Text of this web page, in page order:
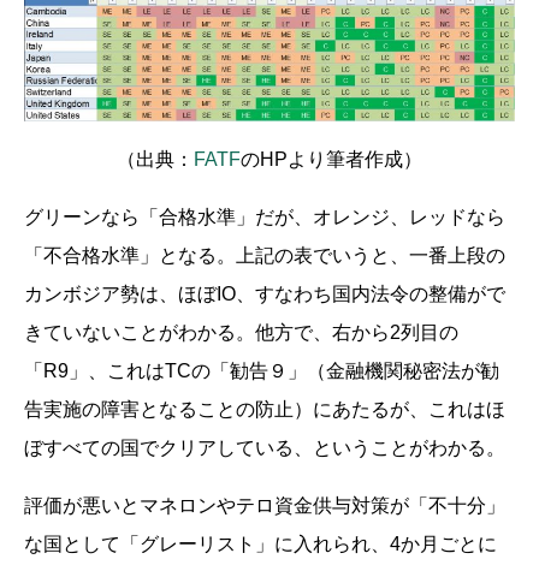
（出典： FATFのHPより筆者作成）
グリーンなら「合格水準」だが、オレンジ、レッドなら
「不合格水準」となる。上記の表でいうと、一番上段の
カンボジア勢は、ほぼIO、すなわち国内法令の整備がで
きていないことがわかる。他方で、右から2列目の
「R9」、これはTCの「勧告９」（⾦融機関秘密法が勧
告実施の障害となることの防⽌）にあたるが、これはほ
ぼすべての国でクリアしている、ということがわかる。
評価が悪いとマネロンやテロ資金供与対策が「不十分」
な国として「グレーリスト」に入れられ、4か月ごとに